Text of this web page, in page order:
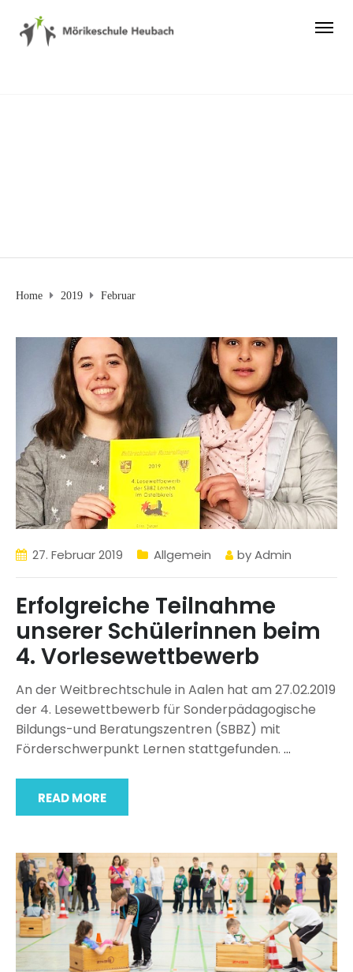
Home 2019 Februar
27. Februar 2019 Allgemein byAdmin
Erfolgreiche Teilnahme
unserer Schülerinnen beim
4. Vorlesewettbewerb
An der Weitbrechtschule in Aalen hat am 27.02.2019
der 4. Lesewettbewerb für Sonderpädagogische
Bildungs-und Beratungszentren (SBBZ) mit
Förderschwerpunkt Lernen stattgefunden. …
READ MORE